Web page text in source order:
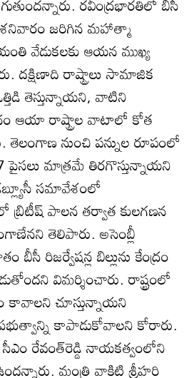
శనివారం జరిగిన మహాత్మా
వేడుకలకు ఆయన ముఖ్య
దక్షిణాది రాష్ట్రాలు సామాజిక
తెస్తున్నాయని, వాటిని
ఆయా రాష్ట్రాల వాటాలో కోత
తెలంగాణ నుంచి పన్నుల రూపంలో
పైసలు మాత్రమే తిరగొస్తున్నాయని
సమావేశంలో
బ్రిటీష్‌ పాలన తర్వాత కులగణన
తెలిపారు. అసెంబ్లీ
రిజర్వేషన్ల బిల్లును కేంద్రం
విమర్శించారు. రాష్ట్రంలో
కావాలని చూస్తున్నాయని
కాపాడుకోవాలని కోరారు.
రేవంత్‌రెడ్డి నాయకత్వంలోని
ఉందన్నారు. మంత్రి వాకిటి శ్రీహరి